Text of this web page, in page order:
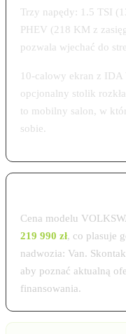
Trzy napędy: 1.5 TSI
PHEV (218 KM z
pozwala wjechać do
10-calowy ekran z
opcjonalny stolik
to mobilny salon, w
sobie.
Cena modelu
219 990 zł, co plasuje
nadwozia: Van.
aby poznać aktualną
finansowania.